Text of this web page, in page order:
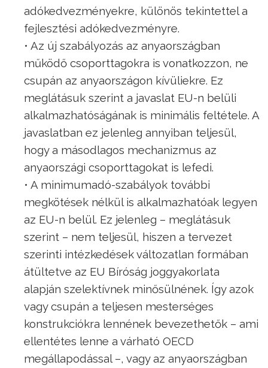
adókedvezményekre, különös tekintettel a
fejlesztési adókedvezményre.
• Az új szabályozás az anyaországban
működő csoporttagokra is vonatkozzon, ne
csupán az anyaországon kívüliekre. Ez
meglátásuk szerint a javaslat EU-n belüli
alkalmazhatóságának is minimális feltétele. A
javaslatban ez jelenleg annyiban teljesül,
hogy a másodlagos mechanizmus az
anyaországi csoporttagokat is lefedi.
• A minimumadó-szabályok további
megkötések nélkül is alkalmazhatóak legyen
az EU-n belül. Ez jelenleg – meglátásuk
szerint – nem teljesül, hiszen a tervezet
szerinti intézkedések változatlan formában
átültetve az EU Bíróság joggyakorlata
alapján szelektívnek minősülnének. Így azok
vagy csupán a teljesen mesterséges
konstrukciókra lennének bevezethetők – ami
ellentétes lenne a várható OECD
megállapodással –, vagy az anyaországban